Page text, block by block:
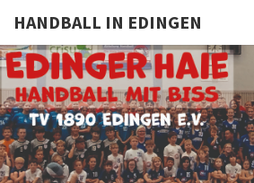
HANDBALL IN EDINGEN
TV
1890
Edingen